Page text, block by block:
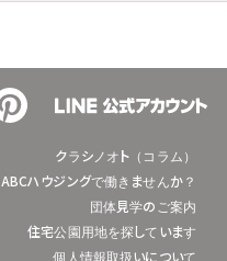
クラシノオト（コラム）
ABCハウジングで働きませんか？
団体見学のご案内
住宅公園用地を探しています